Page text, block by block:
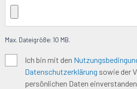
Max. Dateigröße: 10 MB.
Algemene
voorwaarden *
Ich bin mit den
Datenschutzerklärung sowie der
persönlichen Daten